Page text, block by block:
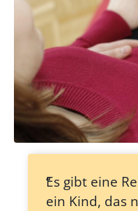
Es gibt eine
ein Kind, das